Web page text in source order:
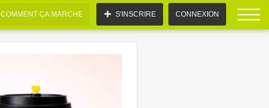
COMMENT ÇA MARCHE S'INSCRIRE CONNEXION